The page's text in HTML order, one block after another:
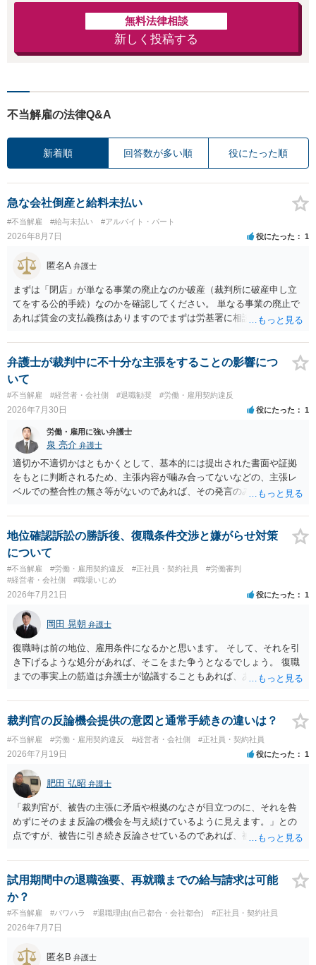
無料法律相談
新しく投稿する
不当解雇の法律Q&A
新着順 回答数が多い順 役にたった順
急な会社倒産と給料未払い
#不当解雇 #給与未払い #アルバイト・パート
2026年8月7日 役にたった 1
匿名A 弁護士
まずは「閉店」が単なる事業の廃止なのか破産（裁判所に破産申し立
てをする公的手続）なのかを確認してください。 単なる事業の廃止で
あれば賃金の支払義務はありますのでまずは労基署に相談してくださ
しいかもしれませんが）賃金などの労働債権は他の債務より優先して
支払われます。ただし支払までにかなり時間がかかるでしょう。 さら
に、「独立行政法人労働者健康安全機構 」という公的機関が未払賃金
の立替事業を行っています。詳しくは、同機構の＜未払賃金立替払相
談コーナー＞ TEL 044-431-8663 相談時間：土日祝日を除く9:15～1
7:00 に相談してみてください。同じように未払となった他の従業員の
方がいれば一緒に相談してみるといいでしょう。
弁護士が裁判中に不十分な主張をすることの影響につ
いて
#不当解雇 #経営者・会社側 #退職勧奨 #労働・雇用契約違反
2026年7月30日 役にたった 1
労働・雇用に強い弁護士
泉 亮介 弁護士
適切か不適切かはともかくとして、基本的には提出された書面や証拠
をもとに判断されるため、主張内容が噛み合ってないなどの、主張レ
ベルでの整合性の無さ等がないのであれば、その発言のみで大きく不
地位確認訴訟の勝訴後、復職条件交渉と嫌がらせ対策
について
#不当解雇 #労働・雇用契約違反 #正社員・契約社員
#労働審判
#経営者・会社側
#職場いじめ
2026年7月21日 役にたった 1
岡田 晃朝 弁護士
復職時は前の地位、雇用条件になるかと思います。 そして、それを引
き下げるような処分があれば、そこをまた争うとなるでしょう。 復職
までの事実上の筋道は弁護士が協議することもあれば、あなたがご自
ょうから、別途費用が発生することもありますが、出勤日時の設定く
らいならサービスでしてくれるかもしれません。
裁判官の反論機会提供の意図と通常手続きの違いは？
#不当解雇 #労働・雇用契約違反 #経営者・会社側 #正社員・契約社員
2026年7月19日 役にたった 1
肥田 弘昭 弁護士
「裁判官が、被告の主張に矛盾や根拠のなさが目立つのに、それを咎
めずにそのまま反論の機会を与え続けているように見えます。」との
点ですが、被告に引き続き反論させているのであれば、被告の主張が
くしている場合があります。被告がこれ以上ありませんと言えば終わ
るかと思います。ご参考にしてください。
試用期間中の退職強要、再就職までの給与請求は可能
か？
#不当解雇 #パワハラ #退職理由(自己都合・会社都合) #正社員・契約社員
2026年7月7日
匿名B 弁護士